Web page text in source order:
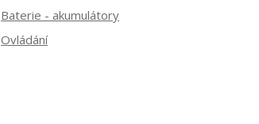
Baterie - akumulátory
Ovládání